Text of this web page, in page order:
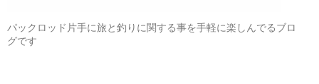
パックロッド片手に旅と釣りに関する事を手軽に楽しんでるブロ
グです